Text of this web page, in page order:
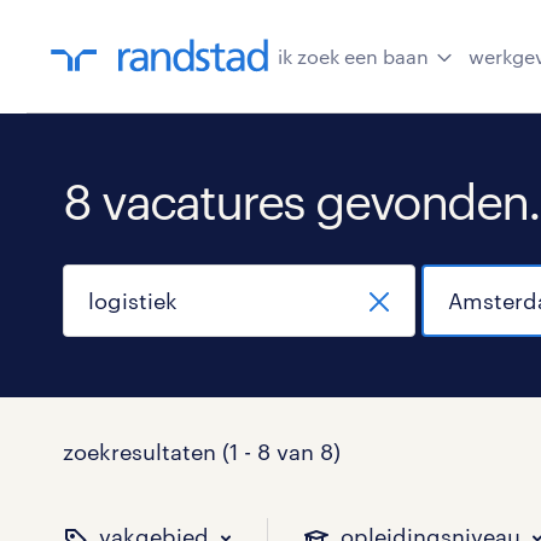
ik zoek een baan
8 vacatures gevonden.
zoekresultaten (1 - 8 van 8)